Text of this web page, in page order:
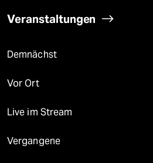
Veranstaltungen
Demnächst
Vor Ort
Live im Stream
Vergangene